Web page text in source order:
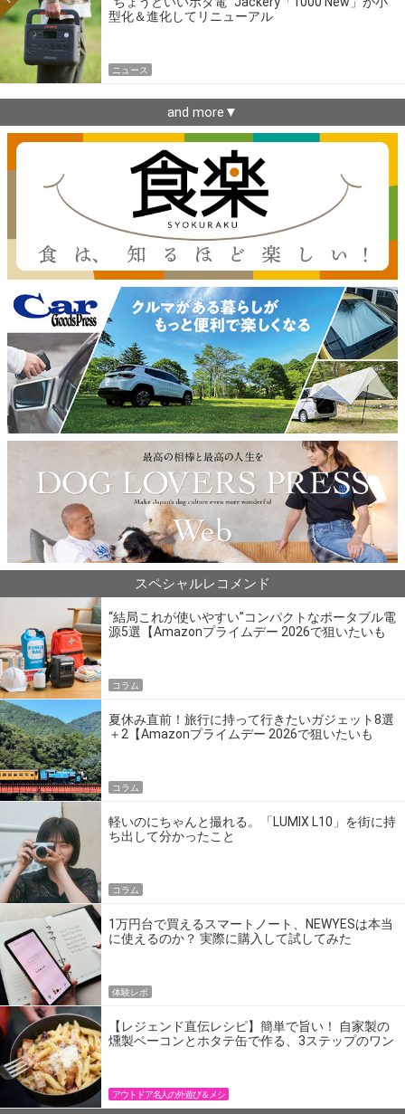
型化＆進化してリニューアル
ニュース
and more▼
スペシャルレコメンド
“結局これが使いやすい”コンパクトなポータブル電
源5選【Amazonプライムデー 2026で狙いたいも
コラム
夏休み直前！旅行に持って行きたいガジェット8選
＋2【Amazonプライムデー 2026で狙いたいも
コラム
軽いのにちゃんと撮れる。「LUMIX L10」を街に持
ち出して分かったこと
コラム
1万円台で買えるスマートノート、NEWYESは本当
に使えるのか？ 実際に購入して試してみた
体験レポ
【レジェンド直伝レシピ】簡単で旨い！ 自家製の
燻製ベーコンとホタテ缶で作る、3ステップのワン
アウトドア名人の外遊び＆メシ